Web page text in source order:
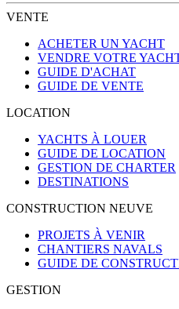
VENTE
ACHETER UN YACHT
VENDRE VOTRE
GUIDE D'ACHAT
GUIDE DE VENTE
LOCATION
YACHTS À LOUER
GUIDE DE LOCATION
GESTION DE CHARTER
DESTINATIONS
CONSTRUCTION NEUVE
PROJETS À VENIR
CHANTIERS NAVALS
GUIDE DE
GESTION